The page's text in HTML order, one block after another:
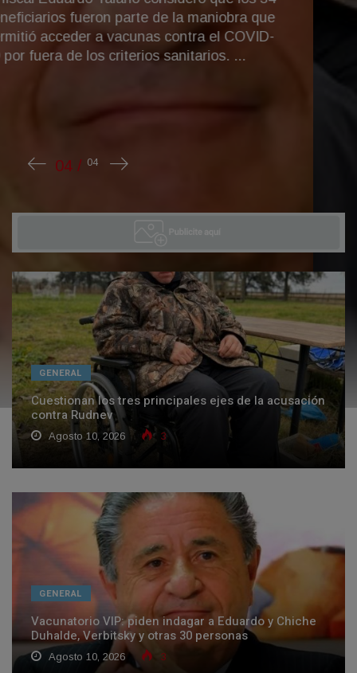
GENERAL
Cuestionan los tres principales ejes de la acusación
contra Rudnev
Agosto 10, 2026 3
GENERAL
Vacunatorio VIP: piden indagar a Eduardo y Chiche
Duhalde, Verbitsky y otras 30 personas
Agosto 10, 2026 3